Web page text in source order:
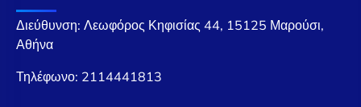
Διεύθυνση: Λεωφόρος Κηφισίας 44, 15125 Μαρούσι,
Αθήνα
Τηλέφωνο: 2114441813